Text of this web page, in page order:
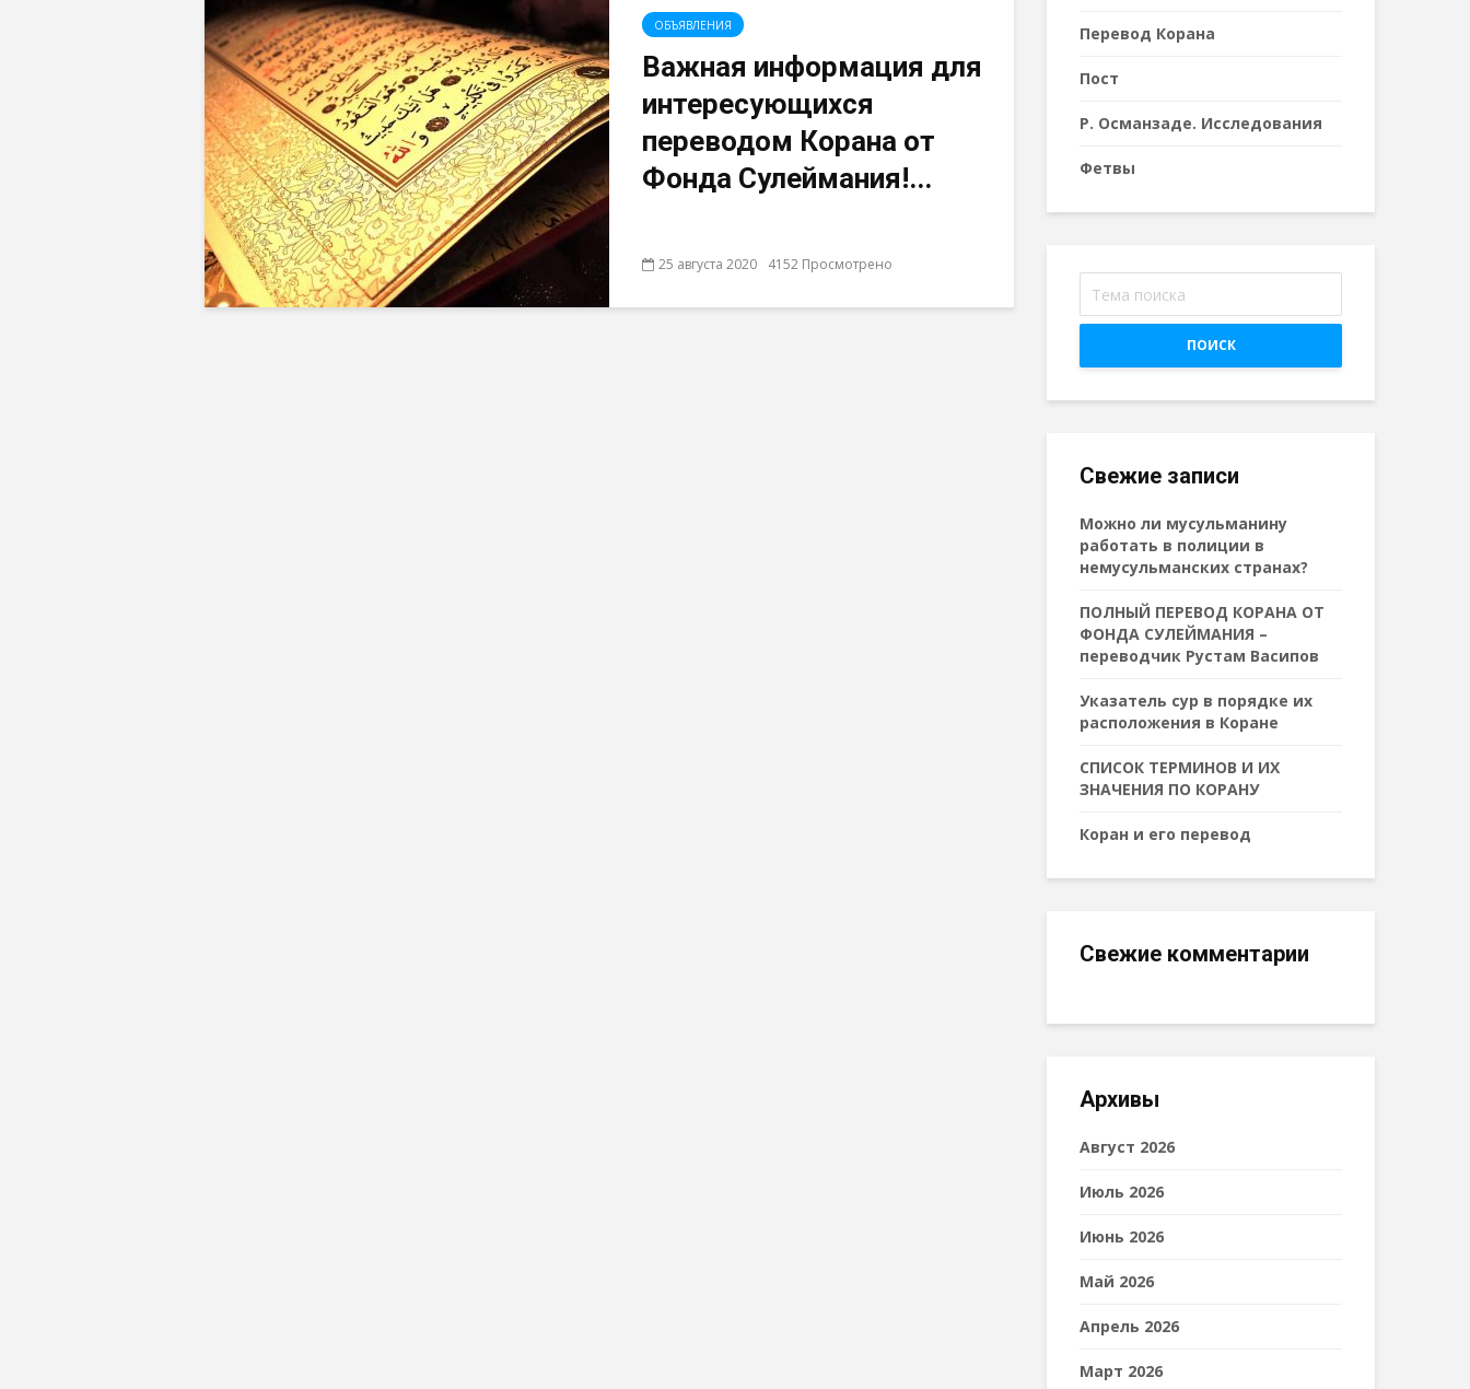
ОБЪЯВЛЕНИЯ
Важная информация для
интересующихся
переводом Корана от
Фонда Сулеймания!...
25 августа 2020 4152 Просмотрено
Перевод Корана
Пост
Р. Османзаде. Исследования
Фетвы
ПОИСК
Свежие записи
Можно ли мусульманину
работать в полиции в
немусульманских странах?
ПОЛНЫЙ ПЕРЕВОД КОРАНА ОТ
ФОНДА СУЛЕЙМАНИЯ –
переводчик Рустам Васипов
Указатель сур в порядке их
расположения в Коране
СПИСОК ТЕРМИНОВ И ИХ
ЗНАЧЕНИЯ ПО КОРАНУ
Коран и его перевод
Свежие комментарии
Архивы
Август 2026
Июль 2026
Июнь 2026
Май 2026
Апрель 2026
Март 2026